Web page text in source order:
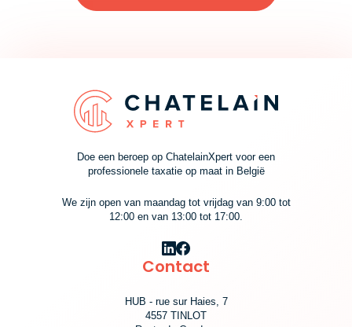
Doe een beroep op ChatelainXpert voor een
professionele taxatie op maat in België
We zijn open van maandag tot vrijdag van 9:00 tot
12:00 en van 13:00 tot 17:00.
Contact
HUB - rue sur Haies, 7
4557 TINLOT